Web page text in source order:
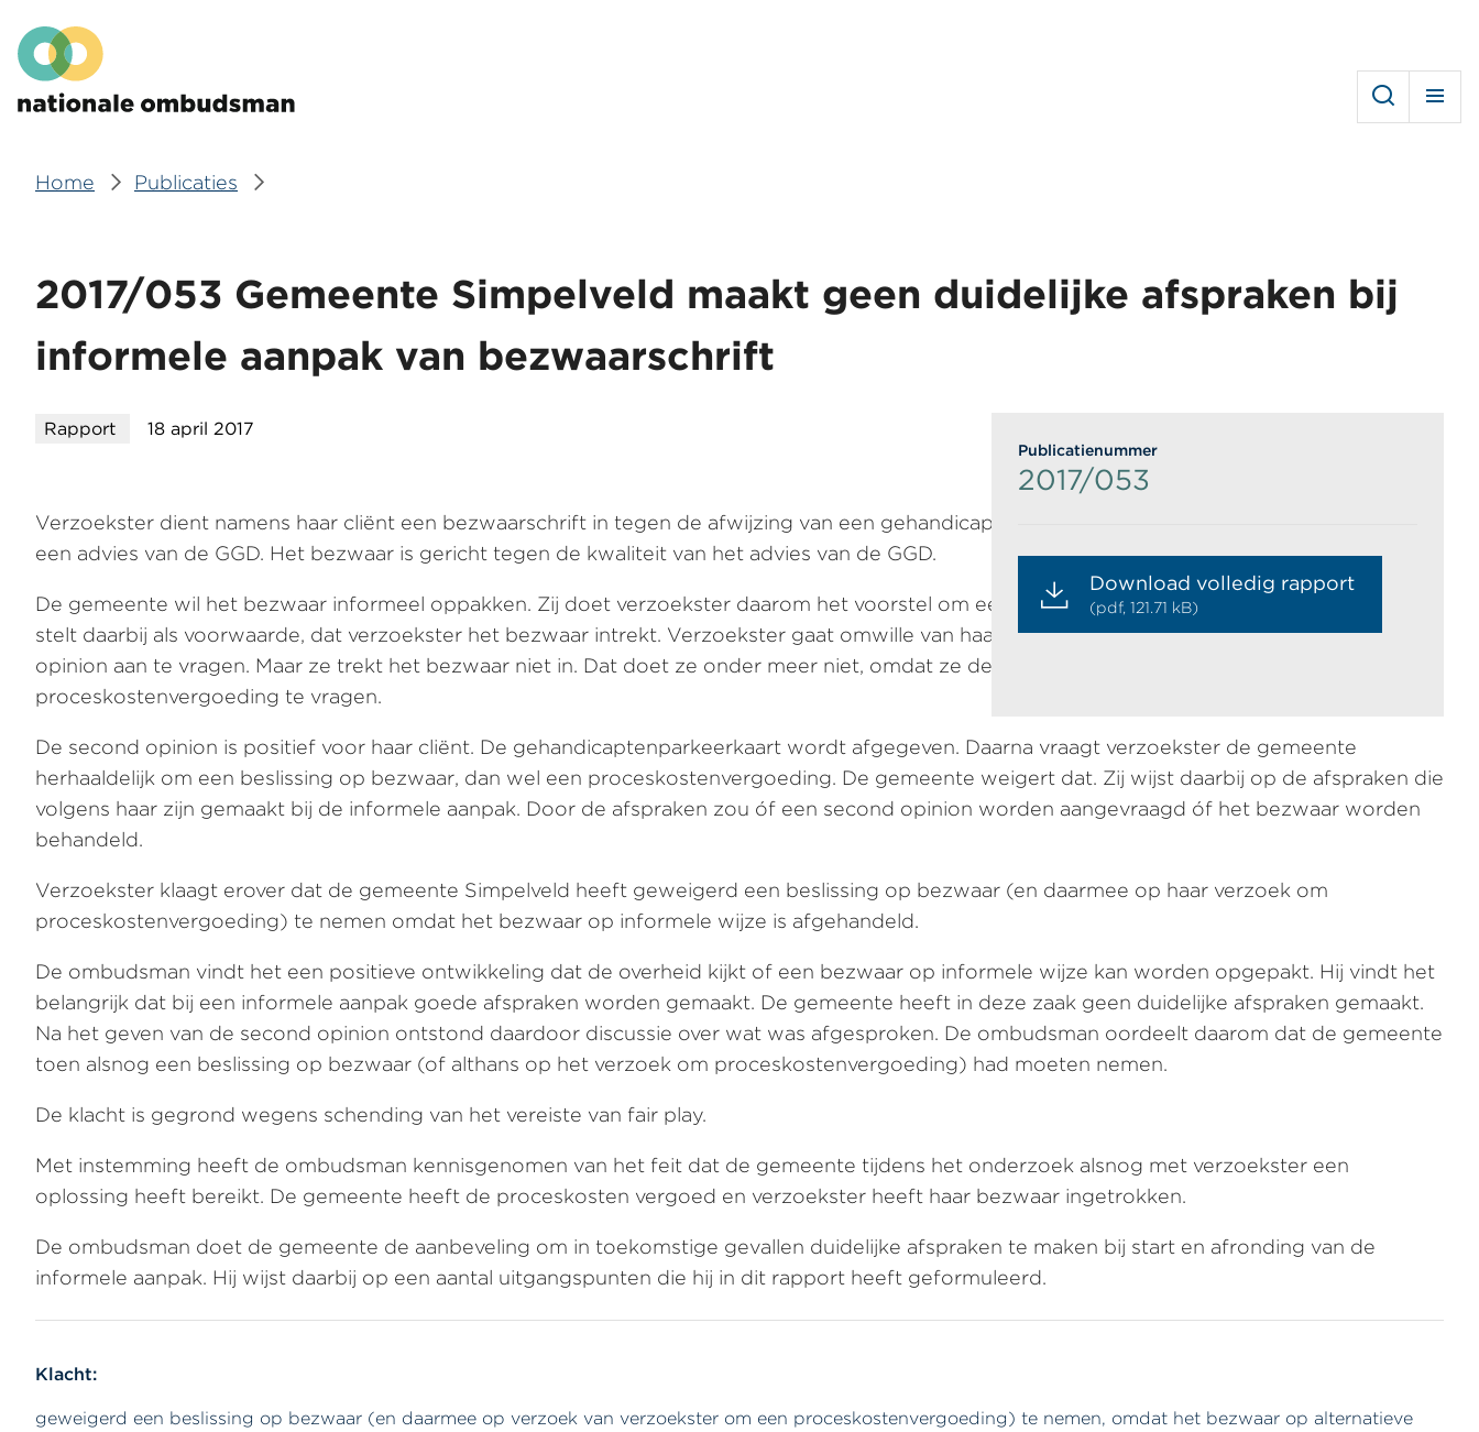
en
naar
de
Hoofdmenu
Home Publicaties
2017/053 Gemeente Simpelveld maakt geen duidelijke afspraken bij
informele aanpak van bezwaarschrift
Rapport 18 april 2017
Verzoekster dient namens haar cliënt een bezwaarschrift in tegen de afwijzing van een gehandicaptenparkeerkaart. De afwijzing is gebaseerd op
een advies van de GGD. Het bezwaar is gericht tegen de kwaliteit van het advies van de GGD.
De gemeente wil het bezwaar informeel oppakken. Zij doet verzoekster daarom het voorstel om een second opinion te vragen. De gemeente
stelt daarbij als voorwaarde, dat verzoekster het bezwaar intrekt. Verzoekster gaat omwille van haar cliënt akkoord met het voorstel een second
opinion aan te vragen. Maar ze trekt het bezwaar niet in. Dat doet ze onder meer niet, omdat ze de mogelijkheid wil houden een
proceskostenvergoeding te vragen.
De second opinion is positief voor haar cliënt. De gehandicaptenparkeerkaart wordt afgegeven. Daarna vraagt verzoekster de gemeente
herhaaldelijk om een beslissing op bezwaar, dan wel een proceskostenvergoeding. De gemeente weigert dat. Zij wijst daarbij op de afspraken die
volgens haar zijn gemaakt bij de informele aanpak. Door de afspraken zou óf een second opinion worden aangevraagd óf het bezwaar worden
behandeld.
Verzoekster klaagt erover dat de gemeente Simpelveld heeft geweigerd een beslissing op bezwaar (en daarmee op haar verzoek om
proceskostenvergoeding) te nemen omdat het bezwaar op informele wijze is afgehandeld.
De ombudsman vindt het een positieve ontwikkeling dat de overheid kijkt of een bezwaar op informele wijze kan worden opgepakt. Hij vindt het
belangrijk dat bij een informele aanpak goede afspraken worden gemaakt. De gemeente heeft in deze zaak geen duidelijke afspraken gemaakt.
Na het geven van de second opinion ontstond daardoor discussie over wat was afgesproken. De ombudsman oordeelt daarom dat de gemeente
toen alsnog een beslissing op bezwaar (of althans op het verzoek om proceskostenvergoeding) had moeten nemen.
De klacht is gegrond wegens schending van het vereiste van fair play.
Met instemming heeft de ombudsman kennisgenomen van het feit dat de gemeente tijdens het onderzoek alsnog met verzoekster een
oplossing heeft bereikt. De gemeente heeft de proceskosten vergoed en verzoekster heeft haar bezwaar ingetrokken.
De ombudsman doet de gemeente de aanbeveling om in toekomstige gevallen duidelijke afspraken te maken bij start en afronding van de
informele aanpak. Hij wijst daarbij op een aantal uitgangspunten die hij in dit rapport heeft geformuleerd.
Klacht:
geweigerd een beslissing op bezwaar (en daarmee op verzoek van verzoekster om een proceskostenvergoeding) te nemen, omdat het bezwaar op alternatieve
Publicatienummer
2017/053
Download volledig rapport
(pdf, 121.71 kB)